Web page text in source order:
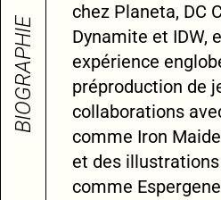
BIOGRAPHIE
chez Planeta, DC
Dynamite et IDW,
expérience
préproduction de
collaborations
comme Iron
et des illustrations
comme